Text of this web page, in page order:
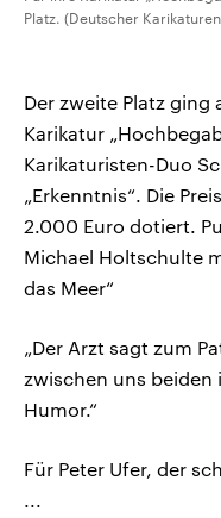
Platz. (Deutscher
Der zweite Platz ging
Karikatur
Karikaturisten-Duo
„Erkenntnis“. Die
2.000 Euro dotiert.
Michael Holtschulte
das Meer“
„Der Arzt sagt zum
zwischen uns beiden
Humor.“
Für Peter Ufer, der
...